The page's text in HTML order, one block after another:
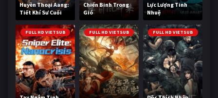
Huyền Thoại Aang:
Tiết Khí Sư Cuối
Cùng
Chiến Binh Trong
Gió
Lực Lượng Tinh
Nhuệ
FULL HD VIETSUB FULL HD VIETSUB FULL HD VIETSUB